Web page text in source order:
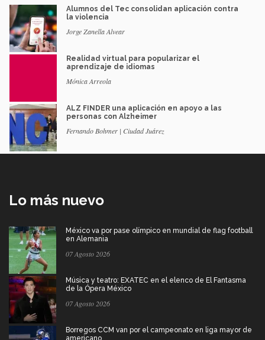
Alumnos del Tec consolidan aplicación contra
la violencia
Jorge Zanella Alvear
Realidad virtual para popularizar el
aprendizaje de idiomas
Mónica Arreola
ALZ FINDER una aplicación en apoyo a las
personas con Alzheimer
Fernando Bohmer | Ciudad Juárez
Lo más nuevo
México va por pase olímpico en mundial de flag football
en Alemania
07 Agosto 2026
Música y teatro: EXATEC en el elenco de El Fantasma
de la Ópera México
07 Agosto 2026
Borregos CCM van por el campeonato en liga mayor de
americano